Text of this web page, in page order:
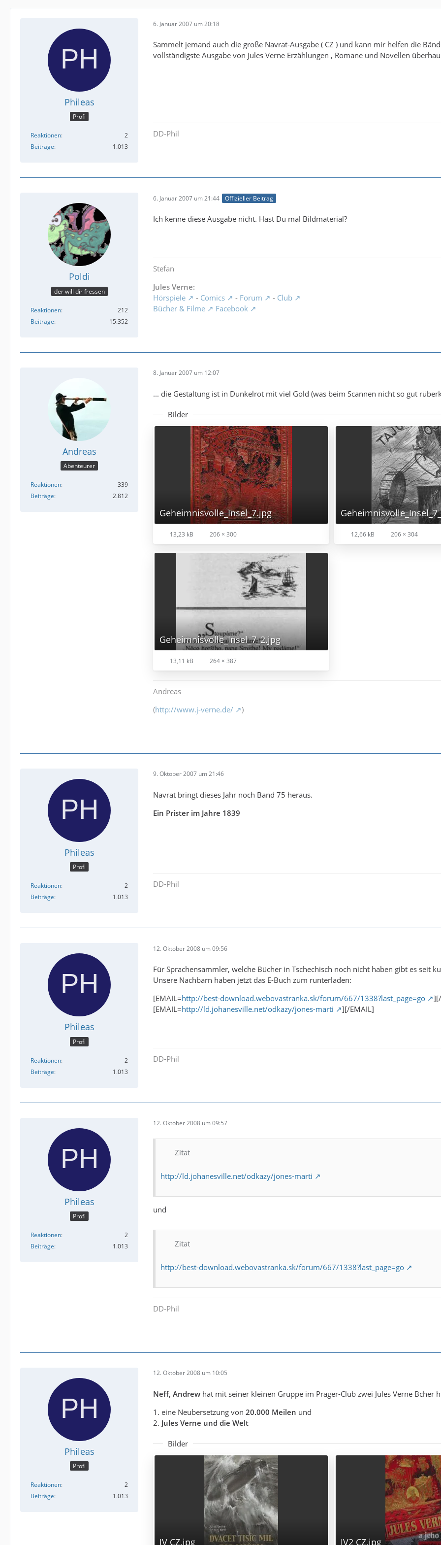
Phileas
Profi
Reaktionen
2
Beiträge
1.013
6. Januar 2007 um 20:18
Sammelt jemand auch die große Navrat-Ausgabe ( CZ ) und kann mir helfen die
vollständigste Ausgabe von Jules Verne Erzählungen , Romane und Novellen
DD-Phil
Poldi
der will dir fressen
Reaktionen
212
Beiträge
15.352
6. Januar 2007 um 21:44 Offizieller Beitrag
Ich kenne diese Ausgabe nicht. Hast Du mal Bildmaterial?
Stefan
Jules Verne:
Hörspiele
- Comics - Forum - Club
Bücher & Filme
Facebook
Andreas
Abenteurer
Reaktionen
339
Beiträge
2.812
8. Januar 2007 um 12:07
... die Gestaltung ist in Dunkelrot mit viel Gold (was beim Scannen nicht so gut
Bilder
Geheimnisvolle_Insel_7.jpg
13,23 kB 206 × 300 12,66 kB 206 × 304
Geheimnisvolle_Insel_7_2.jpg
13,11 kB 264 × 387
Andreas
(http://www.j-verne.de/ )
Phileas
Profi
Reaktionen
2
Beiträge
1.013
9. Oktober 2007 um 21:46
Navrat bringt dieses Jahr noch Band 75 heraus.
Ein Prister im Jahre 1839
DD-Phil
Phileas
Profi
Reaktionen
2
Beiträge
1.013
12. Oktober 2008 um 09:56
Für Sprachensammler, welche Bücher in Tschechisch noch nicht haben gibt es seit
Unsere Nachbarn haben jetzt das E-Buch zum runterladen:
[EMAIL=http://best-download.webovastranka.sk/forum/667/1338?last_page=go
[EMAIL=http://ld.johanesville.net/odkazy/jones-marti ][/EMAIL]
DD-Phil
Phileas
Profi
Reaktionen
2
Beiträge
1.013
12. Oktober 2008 um 09:57
Zitat
http://ld.johanesville.net/odkazy/jones-marti
und
Zitat
http://best-download.webovastranka.sk/forum/667/1338?last_page=go
DD-Phil
Phileas
Profi
Reaktionen
2
Beiträge
1.013
12. Oktober 2008 um 10:05
Neff, Andrew hat mit seiner kleinen Gruppe im Prager-Club zwei Jules Verne Bcher
1. eine Neubersetzung von 20.000 Meilen und
2. Jules Verne und die Welt
Bilder
JV CZ.jpg JV2 CZ.jpg